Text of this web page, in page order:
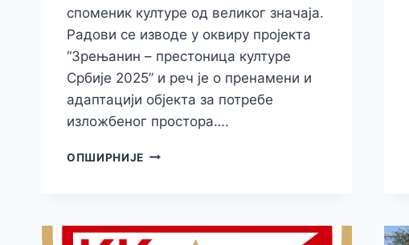
споменик културе од великог значаја.
Радови се изводе у оквиру пројекта
“Зрењанин – престоница културе
Србије 2025” и реч је о пренамени и
адаптацији објекта за потребе
изложбеног простора….
ОПШИРНИЈЕ ГРАДОНАЧЕЛНИК
ЕНТЕРИЈЕРА